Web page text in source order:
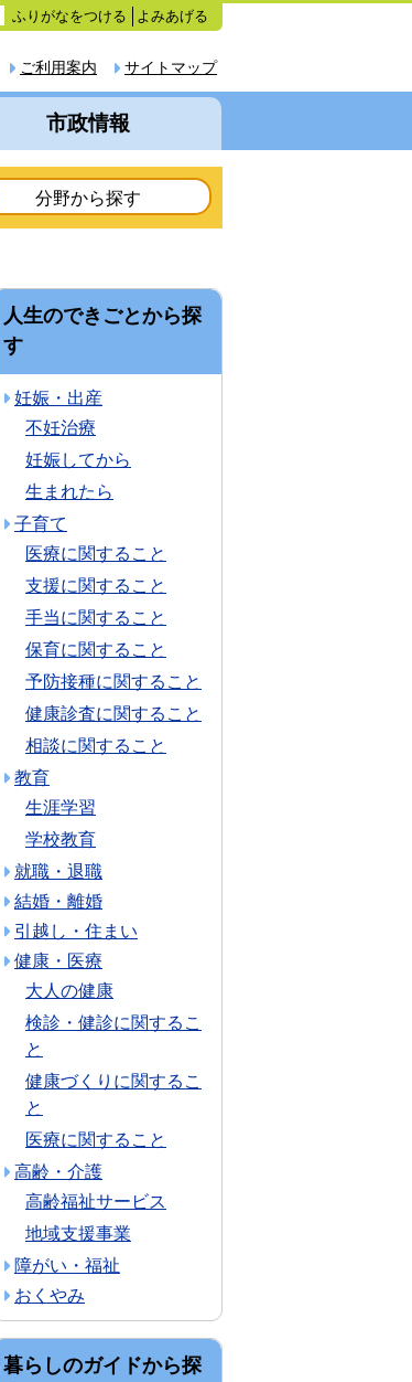
ふりがなをつける よみあげる
サイトマップ
ご利用案内
市政情報
分野から探す
人生のできごとから探
す
妊娠・出産
不妊治療
妊娠してから
生まれたら
子育て
医療に関すること
支援に関すること
手当に関すること
保育に関すること
予防接種に関すること
健康診査に関すること
相談に関すること
教育
生涯学習
学校教育
就職・退職
結婚・離婚
引越し・住まい
健康・医療
大人の健康
検診・健診に関するこ
と
健康づくりに関するこ
と
医療に関すること
高齢・介護
高齢福祉サービス
地域支援事業
障がい・福祉
おくやみ
暮らしのガイドから探